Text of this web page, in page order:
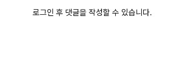
로그인 후 댓글을 작성할 수 있습니다.